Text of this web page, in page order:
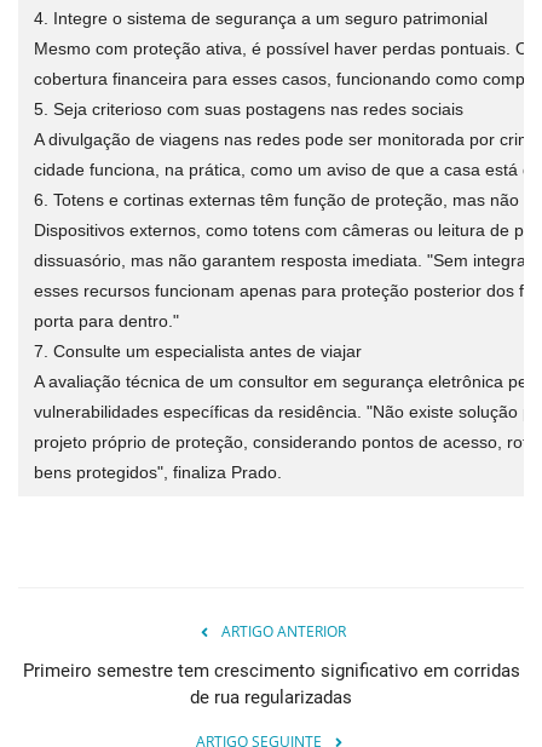
4. Integre o sistema de segurança a um seguro patrimonial
Mesmo com proteção ativa, é possível haver perdas pontuais. O
cobertura financeira para esses casos, funcionando como
5. Seja criterioso com suas postagens nas redes sociais
A divulgação de viagens nas redes pode ser monitorada por
cidade funciona, na prática, como um aviso de que a casa está
6. Totens e cortinas externas têm função de proteção, mas não
Dispositivos externos, como totens com câmeras ou leitura de
dissuasório, mas não garantem resposta imediata. "Sem
esses recursos funcionam apenas para proteção posterior dos
porta para dentro."
7. Consulte um especialista antes de viajar
A avaliação técnica de um consultor em segurança eletrônica
vulnerabilidades específicas da residência. "Não existe solução
projeto próprio de proteção, considerando pontos de acesso,
bens protegidos", finaliza Prado.
ARTIGO ANTERIOR
Primeiro semestre tem crescimento significativo em corridas
de rua regularizadas
ARTIGO SEGUINTE